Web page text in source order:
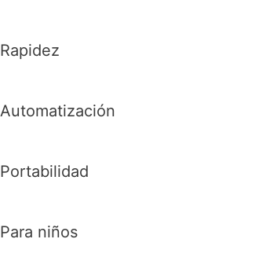
Rapidez
Automatización
Portabilidad
Para niños